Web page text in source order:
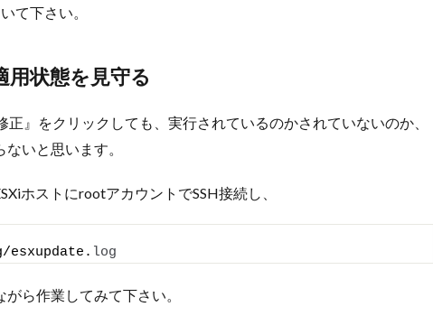
て下さい。
状態を見守る
』をクリックしても、実行されているのかされていないのか、
いと思います。
ホストにrootアカウントでSSH接続し、
log
ら作業してみて下さい。